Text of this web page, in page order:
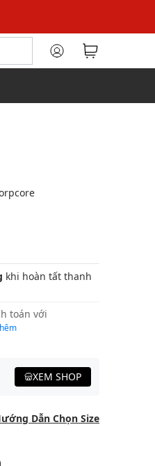
khi hoàn tất thanh
toán với
XEM SHOP
Dẫn Chọn Size